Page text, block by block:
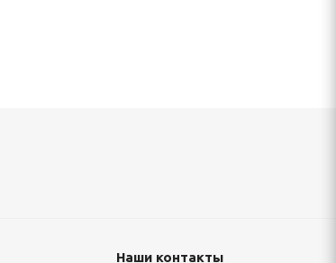
Наши контакты